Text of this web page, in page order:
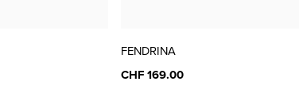
FENDRINA
CHF 169.00